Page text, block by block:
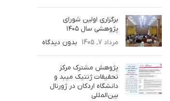
برگزاری اولین شورای
پژوهشی سال ۱۴۰۵
مرداد 7, 1405
بدون دیدگاه
پژوهش مشترک مرکز
تحقیقات ژنتیک میبد و
دانشگاه اردکان در ژورنال
بین‌المللی